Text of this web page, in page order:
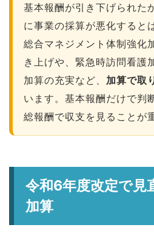
基本報酬が引き下げられた
に事業の採算が悪化すると
総合マネジメント体制強化
き上げや、緊急時訪問看護
加算の充実など、 加算で取
います。基本報酬だけで判
総報酬で収支を見ることが
令和6年度改定で見
加算